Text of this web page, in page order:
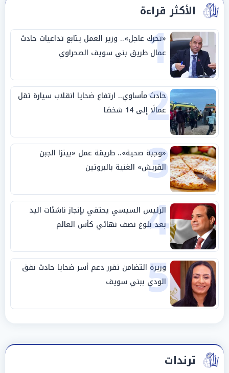
الأكثر قراءة
1
«تحرك عاجل».. وزير العمل يتابع تداعيات حادث
عمال طريق بني سويف الصحراوي
2
حادث مأساوي.. ارتفاع ضحايا انقلاب سيارة تقل
عمالًا إلى 14 شخصًا
3
«وجبة صحية».. طريقة عمل «بيتزا الجبن
القريش» الغنية بالبروتين
4
الرئيس السيسي يحتفي بإنجاز ناشئات اليد
بعد بلوغ نصف نهائي كأس العالم
5
وزيرة التضامن تقرر دعم أسر ضحايا حادث نفق
الودي ببني سويف
ترندات